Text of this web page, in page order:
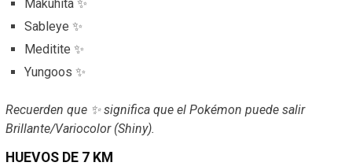
Makuhita ✨
Sableye ✨
Meditite ✨
Yungoos ✨
Recuerden que ✨ significa que el Pokémon puede salir
Brillante/Variocolor (Shiny).
HUEVOS DE 7 KM